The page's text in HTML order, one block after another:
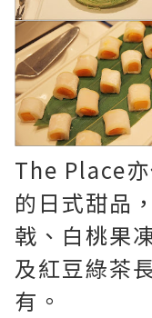
The Place
的日式甜品
戟、白桃果
及紅豆綠茶
有。